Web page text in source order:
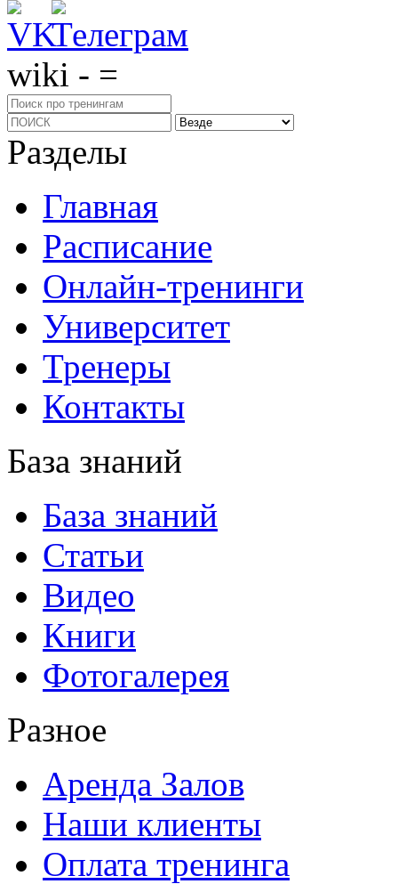
wiki - =
Разделы
Главная
Расписание
Онлайн-тренинги
Университет
Тренеры
Контакты
База знаний
База знаний
Статьи
Видео
Книги
Фотогалерея
Разное
Аренда Залов
Наши клиенты
Оплата тренинга